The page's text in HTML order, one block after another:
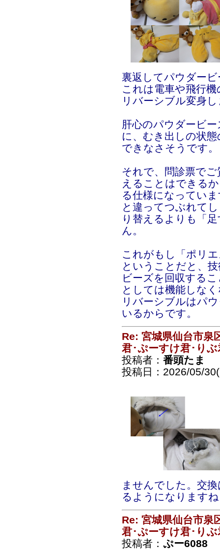
裏返してパウダー
これは電車や飛行
リバーシブル変身
肝心のパウダービ
に、むき出しの状
できなさそうです。
それで、問診票で
えることはできる
る仕様になってい
と違ってつぶれて
り替えるよりも「
ん。
これがもし「ポリ
ということだと、
ビーズを回収する
としては機能しな
リバーシブルはパ
いるからです。
Re: 宮城県仙台市泉
君･ぷーすけ君･りぶ
投稿者： 番頭たま
投稿日：2026/05/
ませんでした。交
るようになります
Re: 宮城県仙台市泉
君･ぷーすけ君･りぶ
投稿者： ぷー6088